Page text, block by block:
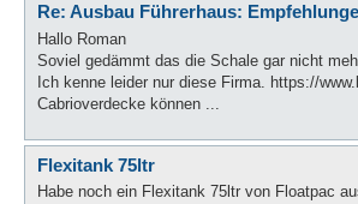
Re: Ausbau Führerhaus:
Hallo Roman
Soviel gedämmt das die Schale gar nicht
Ich kenne leider nur diese Firma. https://
Cabrioverdecke können ...
Flexitank 75ltr
Habe noch ein Flexitank 75ltr von Floatpac